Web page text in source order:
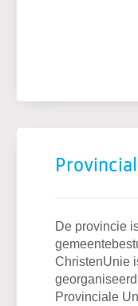
De provincie
ChristenUnie
Provinciale